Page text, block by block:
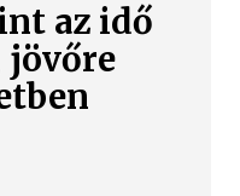
az idő